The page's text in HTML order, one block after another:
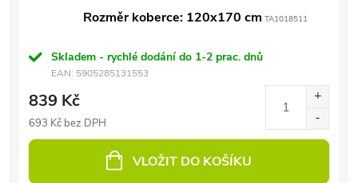
Rozměr koberce: 120x170 cm TA1018511
Skladem - rychlé dodání do 1-2 prac. dnů
EAN: 5905285131553
839 Kč
693 Kč bez DPH
VLOŽIT DO KOŠÍKU